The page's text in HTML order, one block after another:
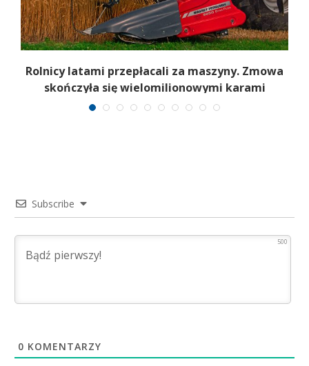
Rolnicy latami przepłacali za maszyny. Zmowa
skończyła się wielomilionowymi karami
Subscribe
500
0 KOMENTARZY